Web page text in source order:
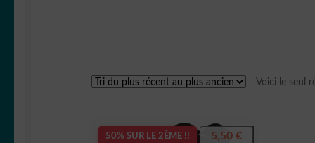
Voici le seul
50% SUR LE 2ÈME !! 5,50€